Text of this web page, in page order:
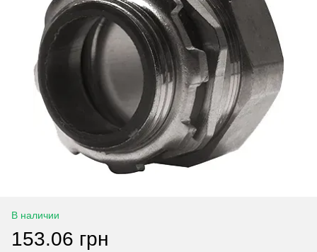
В наличии
153.06 грн